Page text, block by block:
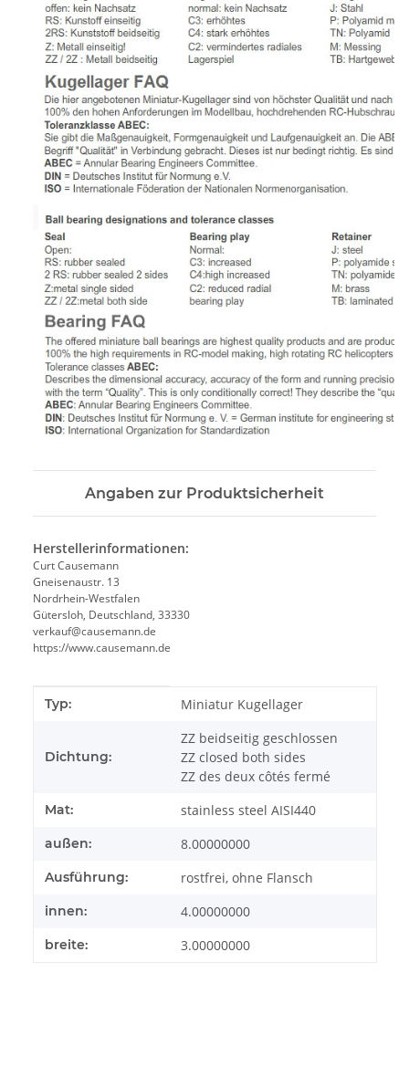
Angaben zur Produktsicherheit
Herstellerinformationen:
Curt Causemann
Gneisenaustr. 13
Nordrhein-Westfalen
Gütersloh, Deutschland, 33330
verkauf@causemann.de
https://www.causemann.de
Produkteigenschaft
Wert
Typ: Miniatur Kugellager
Dichtung:
ZZ beidseitig geschlossen
ZZ closed both sides
ZZ des deux côtés fermé
Mat: stainless steel AISI440
außen: 8.00000000
Ausführung: rostfrei, ohne Flansch
innen: 4.00000000
breite: 3.00000000